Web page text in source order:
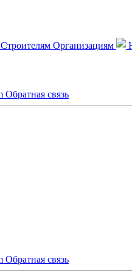
Строителям Организациям
Обратная связь
Обратная связь